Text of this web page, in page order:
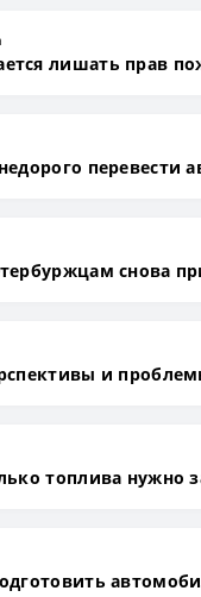
лишать прав
перевести
снова
и
топлива нужно